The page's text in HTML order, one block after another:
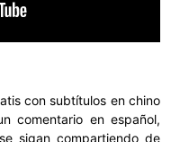
con subtítulos en chino
comentario en español,
sigan compartiendo de